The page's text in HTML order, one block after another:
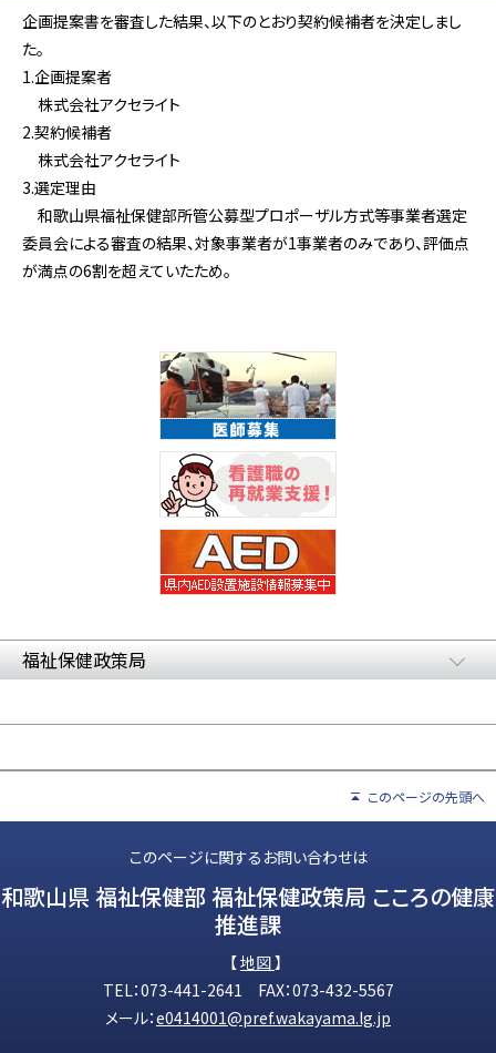
企画提案書を審査した結果、以下のとおり契約候補者を決定しまし
た。
1.企画提案者
株式会社アクセライト
2.契約候補者
株式会社アクセライト
3.選定理由
和歌山県福祉保健部所管公募型プロポーザル方式等事業者選定
委員会による審査の結果、対象事業者が1事業者のみであり、評価点
が満点の6割を超えていたため。
福祉保健政策局
このページの先頭へ
このページに関するお問い合わせは
和歌山県 福祉保健部 福祉保健政策局 こころの健康
推進課
【地図】
TEL：073-441-2641 FAX：073-432-5567
メール：e0414001@pref.wakayama.lg.jp